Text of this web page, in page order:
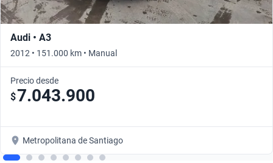
Audi • A3
2012 • 151.000 km • Manual
Precio desde
$7.043.900
Metropolitana de Santiago